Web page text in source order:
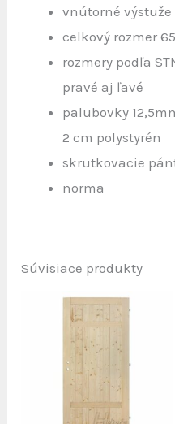
vnútorné výstuže
celkový rozmer 65
rozmery podľa
pravé aj ľavé
palubovky
2 cm polystyrén
skrutkovacie
norma
Súvisiace produkty